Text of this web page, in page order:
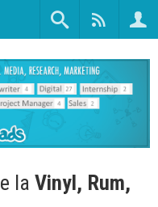
la Vinyl, Rum,